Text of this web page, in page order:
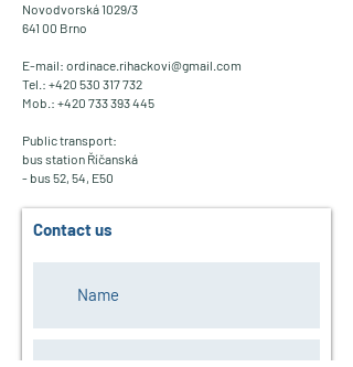
Novodvorská 1029/3
641 00 Brno
E-mail: ordinace.rihackovi@gmail.com
Tel.: +420 530 317 732
Mob.: +420 733 393 445
Public transport:
bus station Říčanská
- bus 52, 54, E50
Contact us